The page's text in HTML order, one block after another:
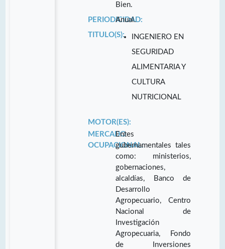
Bien.
PERIODICIDAD:
Anual.
TITULO(S):
INGENIERO EN
SEGURIDAD
ALIMENTARIA Y
CULTURA
NUTRICIONAL
MOTOR(ES):
MERCADO
OCUPACIONAL:
Entes
gubernamentales tales
como: ministerios,
gobernaciones,
alcaldías, Banco de
Desarrollo
Agropecuario, Centro
Nacional de
Investigación
Agropecuaria, Fondo
de Inversiones